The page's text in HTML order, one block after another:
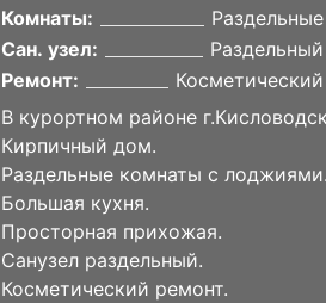
Комнаты:
Раздельные
Сан. узел:
Раздельный
Ремонт:
Косметический
В курортном районе
Кирпичный дом.
Раздельные комнаты с лоджиями.
Большая кухня.
Просторная прихожая.
Санузел раздельный.
Косметический ремонт.